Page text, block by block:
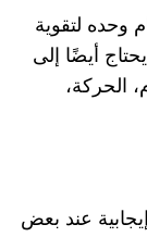
وحده لتقوية
أيضًا إلى
الحركة،
عند بعض